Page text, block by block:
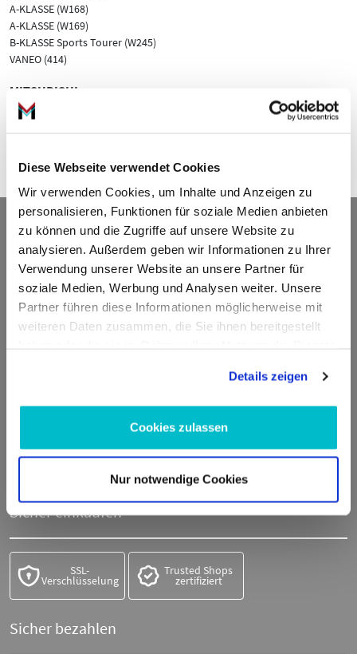
Diese Webseite verwendet Cookies
Wir verwenden Cookies, um Inhalte und Anzeigen zu
personalisieren, Funktionen für soziale Medien anbieten
zu können und die Zugriffe auf unsere Website zu
analysieren. Außerdem geben wir Informationen zu Ihrer
Verwendung unserer Website an unsere Partner für
soziale Medien, Werbung und Analysen weiter. Unsere
Partner führen diese Informationen möglicherweise mit
weiteren Daten zusammen, die Sie ihnen bereitgestellt
Details zeigen
Cookies zulassen
Nur notwendige Cookies
A-KLASSE (W168)
A-KLASSE (W169)
B-KLASSE Sports Tourer (W245)
VANEO (414)
MITSUBISHI
COLT VI (Z3_A, Z2_A)
Kontakt
ADDED VALUE Unlimited GmbH
Fritz-Müller-Str. 100
73730 Esslingen am Neckar
Deutschland
Mo-Fr 7:30-12:00 Uhr & 13:00 - 16:00 Uhr
+49 711 21951190
WhatsApp:+49 174 1949813
Sicher einkaufen
SSL-
Verschlüsselung
Trusted Shops
zertifiziert
Sicher bezahlen